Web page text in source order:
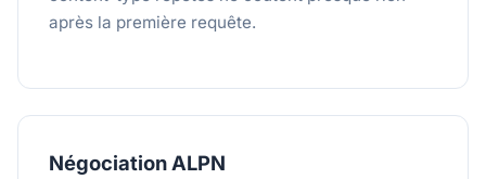
après la première requête.
Négociation ALPN